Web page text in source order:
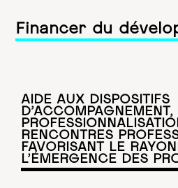
Financer du
AIDE AUX DISPOSITIFS
D’ACCOMPAGNEMENT,
RENCONTRES
FAVORISANT LE
L’ÉMERGENCE DES